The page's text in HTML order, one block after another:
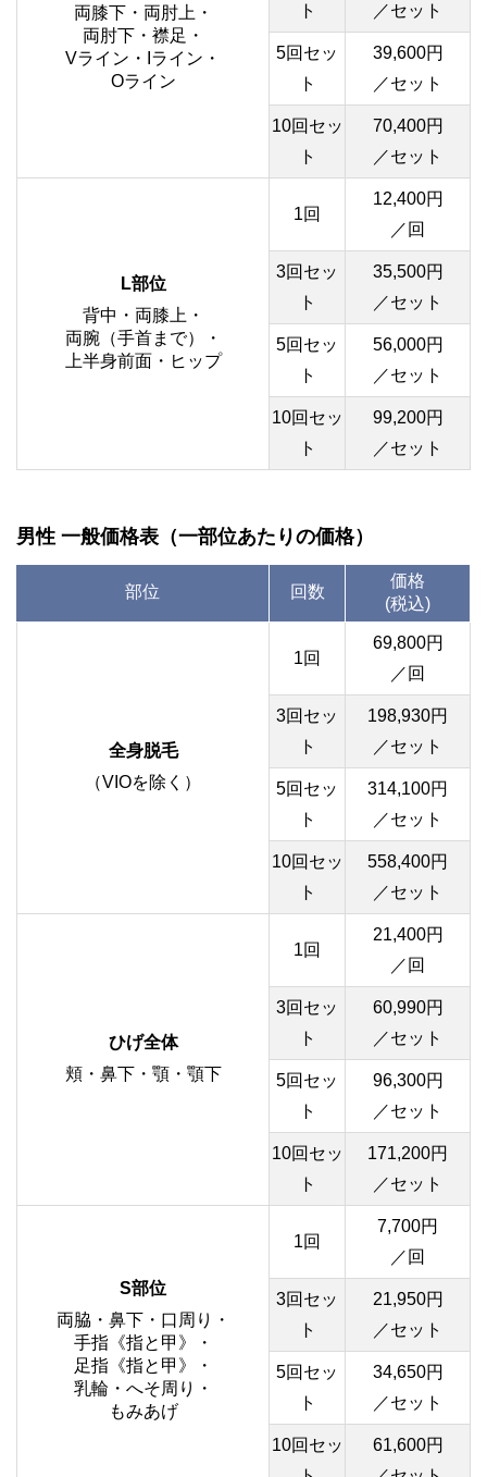
両膝下・両肘上・
両肘下・襟足・
Vライン・Iライン・
Oライン
ト
／セット
5回セッ
ト
39,600円
／セット
10回セッ
ト
70,400円
／セット
L部位
背中・両膝上・
両腕（手首まで）・
上半身前面・ヒップ
1回
12,400円
／回
3回セッ
ト
35,500円
／セット
5回セッ
ト
56,000円
／セット
10回セッ
ト
99,200円
／セット
男性 一般価格表（一部位あたりの価格）
部位 回数
価格
(税込)
全身脱毛
（VIOを除く）
1回
69,800円
／回
3回セッ
ト
198,930円
／セット
5回セッ
ト
314,100円
／セット
10回セッ
ト
558,400円
／セット
ひげ全体
頬・鼻下・顎・顎下
1回
21,400円
／回
3回セッ
ト
60,990円
／セット
5回セッ
ト
96,300円
／セット
10回セッ
ト
171,200円
／セット
S部位
両脇・鼻下・口周り・
手指《指と甲》・
足指《指と甲》・
乳輪・へそ周り・
もみあげ
1回
7,700円
／回
3回セッ
ト
21,950円
／セット
5回セッ
ト
34,650円
／セット
10回セッ
61,600円